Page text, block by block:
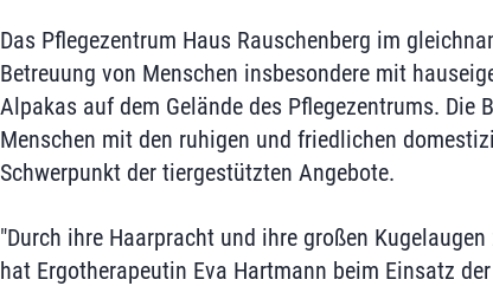
Das Pflegezentrum Haus Rauschenberg im
Betreuung von Menschen insbesondere mit
Alpakas auf dem Gelände des Pflegezentrums. Die
Menschen mit den ruhigen und friedlichen
Schwerpunkt der tiergestützten Angebote.
"Durch ihre Haarpracht und ihre großen
hat Ergotherapeutin Eva Hartmann beim Einsatz